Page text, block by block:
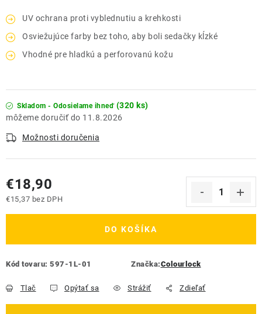
UV ochrana proti vyblednutiu a krehkosti
Osviežujúce farby bez toho, aby boli sedačky kĺzké
Vhodné pre hladkú a perforovanú kožu
Skladom - Odosielame ihneď (320 ks)
11.8.2026
Možnosti doručenia
€18,90
€15,37 bez DPH
DO KOŠÍKA
Kód tovaru: 597-1L-01 Značka:Colourlock
Tlač Opýtať sa Strážiť Zdieľať